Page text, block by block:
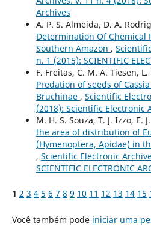
Archives
A. P. S. Almeida, D. A.
Determination Of Chemical
Southern Amazon ,
n. 1 (2015): SCIENTIFIC
F. Freitas, C. M. A. Tiesen,
Predation of seeds of
Bruchinae , Scientific
(2018): Scientific Electronic
M. H. S. Souza, T. J. Izzo, E.
the area of distribution of
(Hymenoptera, Apidae) in
, Scientific Electronic
SCIENTIFIC ELECTRONIC
1 2 3 4 5 6 7 8 9 10 11 12 13 14 15
Você também pode iniciar uma